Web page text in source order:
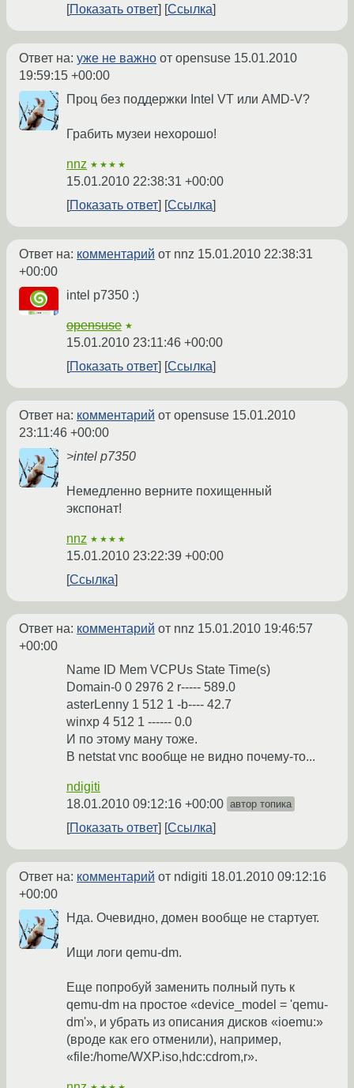
Показать ответ Ссылка
Ответ на: уже не важно от opensuse 15.01.2010
19:59:15 +00:00
Проц без поддержки Intel VT или AMD-V?
Грабить музеи нехорошо!
nnz ★★★★
15.01.2010 22:38:31 +00:00
Показать ответ
Ссылка
Ответ на: комментарий от nnz 15.01.2010 22:38:31
+00:00
intel p7350 :)
opensuse ★
15.01.2010 23:11:46 +00:00
Показать ответ
Ссылка
Ответ на: комментарий от opensuse 15.01.2010
23:11:46 +00:00
>intel p7350
Немедленно верните похищенный
экспонат!
nnz ★★★★
15.01.2010 23:22:39 +00:00
Ссылка
Ответ на: комментарий от nnz 15.01.2010 19:46:57
+00:00
Name ID Mem VCPUs State Time(s)
Domain-0 0 2976 2 r----- 589.0
asterLenny 1 512 1 -b---- 42.7
winxp 4 512 1 ------ 0.0
И по этому ману тоже.
В netstat vnc вообще не видно почему-то...
ndigiti
18.01.2010 09:12:16 +00:00 автор топика
Показать ответ Ссылка
Ответ на: комментарий от ndigiti 18.01.2010 09:12:16
+00:00
Нда. Очевидно, домен вообще не стартует.
Ищи логи qemu-dm.
Еще попробуй заменить полный путь к
qemu-dm на простое «device_model = 'qemu-
dm'», и убрать из описания дисков «ioemu:»
(вроде как его отменили), например,
«file:/home/WXP.iso,hdc:cdrom,r».